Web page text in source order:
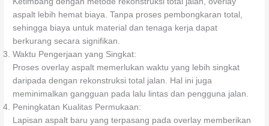
aspalt lebih hemat biaya. Tanpa proses pembongkaran total,
sehingga biaya untuk material dan tenaga kerja dapat
berkurang secara signifikan.
Waktu Pengerjaan yang Singkat:
Proses overlay aspalt memerlukan waktu yang lebih singkat
daripada dengan rekonstruksi total jalan. Hal ini juga
meminimalkan gangguan pada lalu lintas dan pengguna jalan.
Peningkatan Kualitas Permukaan:
Lapisan aspalt baru yang terpasang pada overlay memberikan